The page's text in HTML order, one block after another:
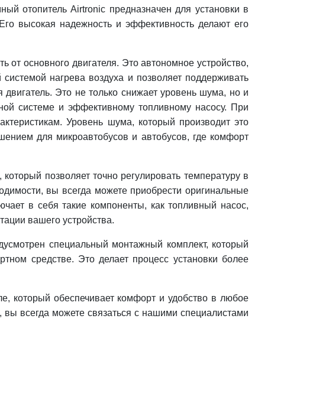
отопитель Airtronic предназначен для установки в
высокая надежность и эффективность делают его
основного двигателя. Это автономное устройство,
нагрева воздуха и позволяет поддерживать
Это не только снижает уровень шума, но и
системе и эффективному топливному насосу. При
Уровень шума, который производит это
для микроавтобусов и автобусов, где комфорт
позволяет точно регулировать температуру в
вы всегда можете приобрести оригинальные
в себя такие компоненты, как топливный насос,
вашего устройства.
специальный монтажный комплект, который
средстве. Это делает процесс установки более
который обеспечивает комфорт и удобство в любое
всегда можете связаться с нашими специалистами